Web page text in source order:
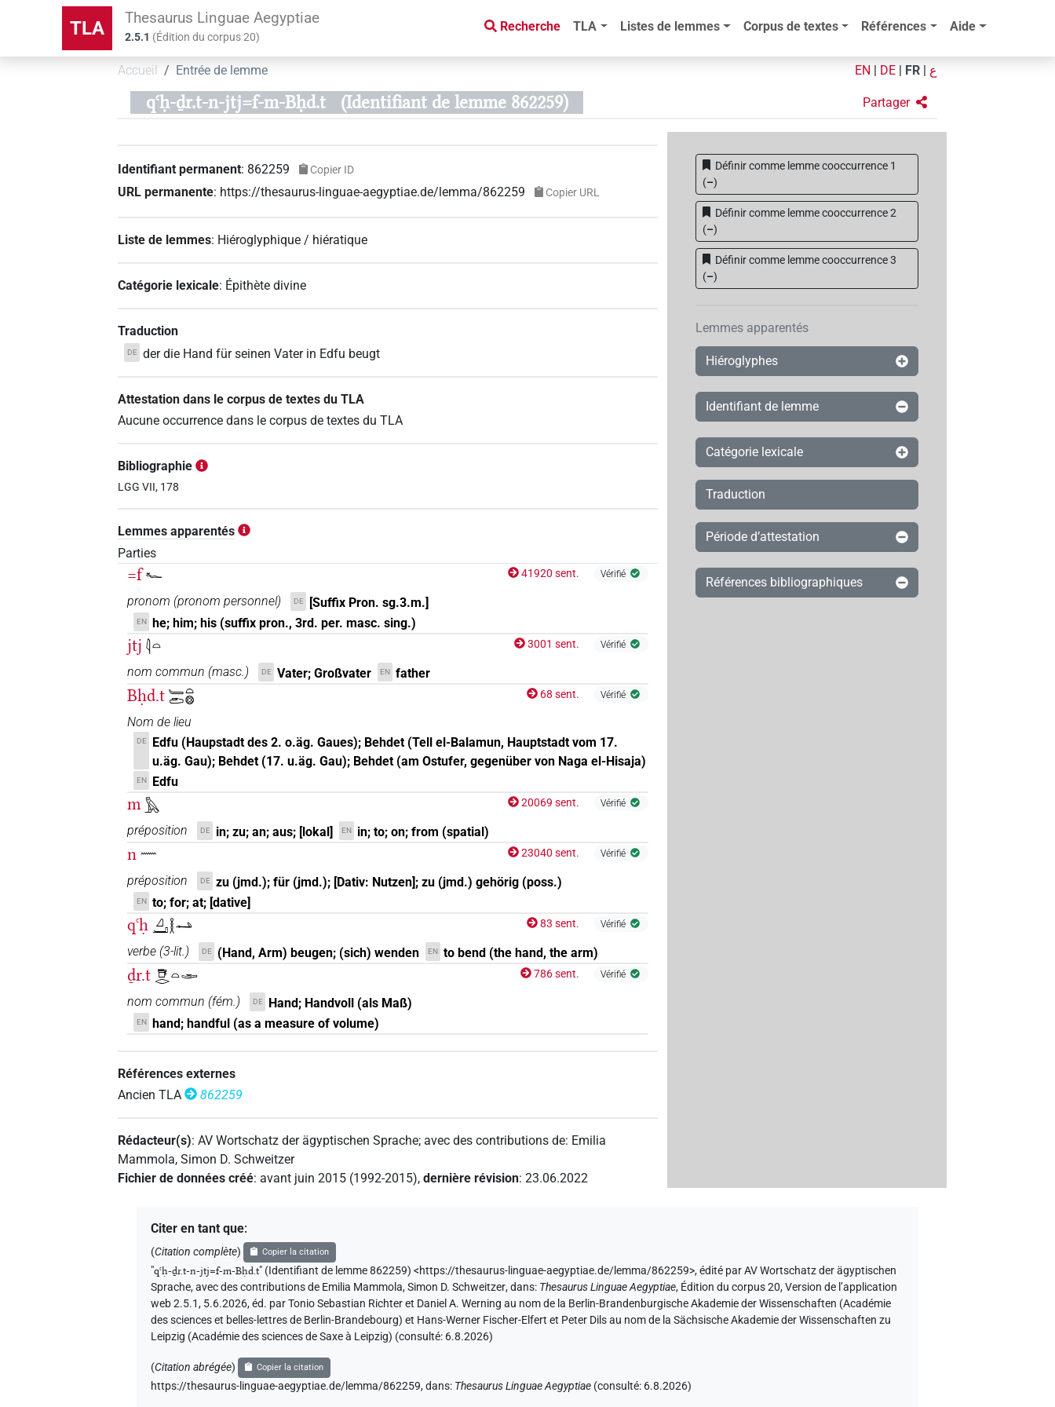
TLA Thesaurus Linguae Aegyptiae
2.5.1 (Édition du corpus20)
Recherche TLA Listes de lemmes Corpus de textes Références Aide
Accueil Entrée de lemme EN DE FR ع
qꜥḥ-ḏr.t-n-jtj=f-m-Bḥd.t (Identifiant de lemme 862259) Partager
Identifiant permanent: 862259 Copier ID
URL permanente: https://thesaurus-linguae-aegyptiae.de/lemma/862259 Copier URL
Liste de lemmes: Hiéroglyphique / hiératique
Catégorie lexicale: Épithète divine
Traduction
DE der die Hand für seinen Vater in Edfu beugt
Attestation dans le corpus de textes du TLA
Aucune occurrence dans le corpus de textes du TLA
Bibliographie
LGG VII, 178
Lemmes apparentés
Parties
=f𓆑 41920 sent. Vérifié
pronom (pronom personnel) DE [Suffix Pron. sg.3.m.]
EN he; him; his (suffix pron., 3rd. per. masc. sing.)
jtj 𓇋𓏏 3001 sent. Vérifié
nom commun (masc.) DE Vater; Großvater EN father
Bḥd.t𓄑𓂧𓏏𓊖 68 sent. Vérifié
Nom de lieu
DE
Edfu (Haupstadt des 2. o.äg. Gaues); Behdet (Tell el-Balamun, Hauptstadt vom 17.
u.äg. Gau); Behdet (17. u.äg. Gau); Behdet (am Ostufer, gegenüber von Naga el-Hisaja)
EN Edfu
m𓅓 20069 sent. Vérifié
préposition DE in; zu; an; aus; [lokal] EN in; to; on; from (spatial)
n𓈖 23040 sent. Vérifié
préposition DE zu (jmd.); für (jmd.); [Dativ: Nutzen]; zu (jmd.) gehörig (poss.)
EN to; for; at; [dative]
qꜥḥ𓈎𓂝𓎛𓂢 83 sent. Vérifié
verbe (3-lit.) DE (Hand, Arm) beugen; (sich) wenden EN to bend (the hand, the arm)
ḏr.t𓇥𓂋𓏏𓂩 786 sent. Vérifié
nom commun (fém.) DE Hand; Handvoll (als Maß)
EN hand; handful (as a measure of volume)
Références externes
Ancien TLA
862259
Rédacteur(s):AV Wortschatz der ägyptischen Sprache;avec des contributions de: Emilia
Mammola,Simon D. Schweitzer
Fichier de données créé:avant juin 2015 (1992-2015),dernière révision:23.06.2022
Définir comme lemme cooccurrence 1
(–)
Définir comme lemme cooccurrence 2
(–)
Définir comme lemme cooccurrence 3
(–)
Lemmes apparentés
Hiéroglyphes
Identifiant de lemme
Catégorie lexicale
Traduction
Période d’attestation
Références bibliographiques
Citer en tant que:
(Citation complète) Copier la citation
"qꜥḥ-ḏr.t-n-jtj=f-m-Bḥd.t" (Identifiant de lemme 862259) <https://thesaurus-linguae-aegyptiae.de/lemma/862259>,édité par AV Wortschatz der ägyptischen
Sprache,avec des contributions de Emilia Mammola,Simon D. Schweitzer,dans: Thesaurus Linguae Aegyptiae, Édition du corpus 20, Version de l’application
web 2.5.1, 5.6.2026, éd. par Tonio Sebastian Richter et Daniel A. Werning au nom de la Berlin-Brandenburgische Akademie der Wissenschaften (Académie
des sciences et belles-lettres de Berlin-Brandebourg) et Hans-Werner Fischer-Elfert et Peter Dils au nom de la Sächsische Akademie der Wissenschaften zu
Leipzig (Académie des sciences de Saxe à Leipzig) (consulté: 6.8.2026)
(Citation abrégée) Copier la citation
https://thesaurus-linguae-aegyptiae.de/lemma/862259,dans: Thesaurus Linguae Aegyptiae (consulté: 6.8.2026)